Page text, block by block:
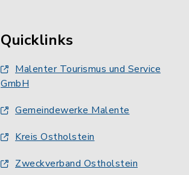
Quicklinks
Malenter Tourismus und Service
GmbH
Gemeindewerke Malente
Kreis Ostholstein
Zweckverband Ostholstein